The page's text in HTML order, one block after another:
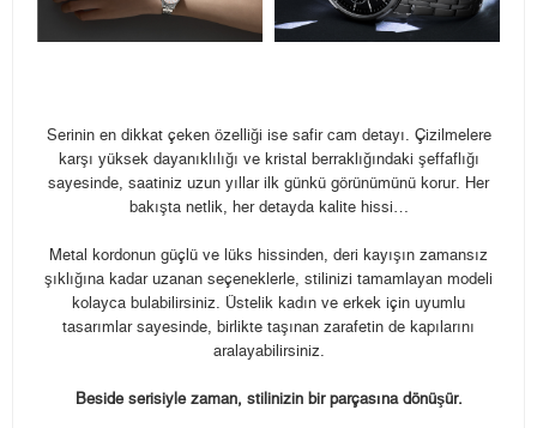
Serinin en dikkat çeken özelliği ise safir cam detayı. Çizilmelere
karşı yüksek dayanıklılığı ve kristal berraklığındaki şeffaflığı
sayesinde, saatiniz uzun yıllar ilk günkü görünümünü korur. Her
bakışta netlik, her detayda kalite hissi…
Metal kordonun güçlü ve lüks hissinden, deri kayışın zamansız
şıklığına kadar uzanan seçeneklerle, stilinizi tamamlayan modeli
kolayca bulabilirsiniz. Üstelik kadın ve erkek için uyumlu
tasarımlar sayesinde, birlikte taşınan zarafetin de kapılarını
aralayabilirsiniz.
Beside serisiyle zaman, stilinizin bir parçasına dönüşür.